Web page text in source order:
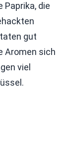
Paprika, die
gut
Aromen sich
viel